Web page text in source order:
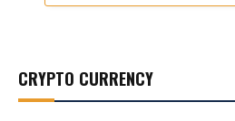
CRYPTO CURRENCY